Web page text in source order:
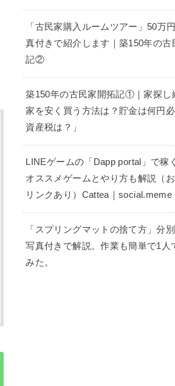
「古民家購入ルームツアー」50万
真付きで紹介します｜築150年の古
記②
築150年の古民家開拓記①｜家探し
家を安く買う方法は？貯金は何円
資産税は？」
LINEゲームの「Dapp portal」で稼
オススメゲームとやり方も解説（
リンクあり）Cattea｜social.meme
「スプリングマットの捨て方」分
写真付きで解説。作業も簡単で1人
みた。